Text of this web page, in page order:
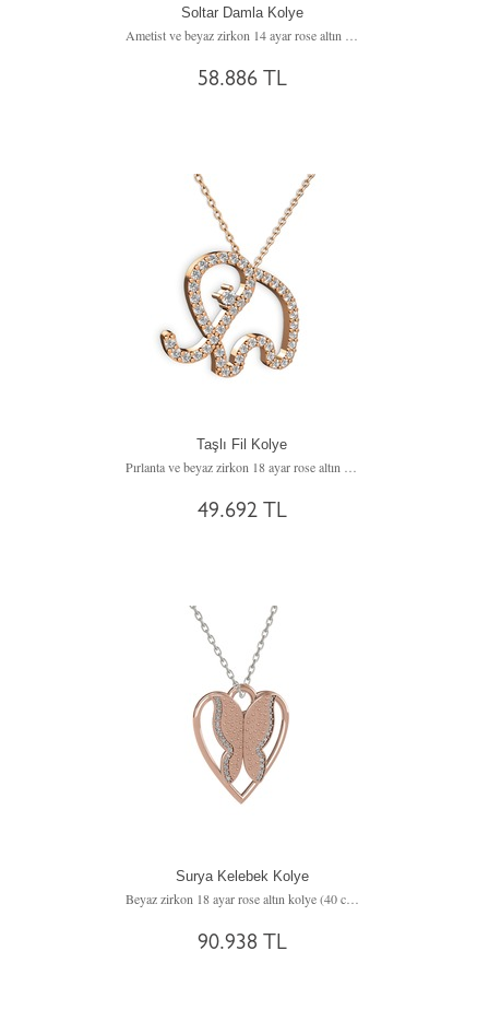
Soltar Damla Kolye
58.886 TL
Taşlı Fil Kolye
49.692 TL
Surya Kelebek Kolye
Beyaz zirkon 18 ayar rose altın kolye (40 cm beyaz altın rolo zincir)
90.938 TL